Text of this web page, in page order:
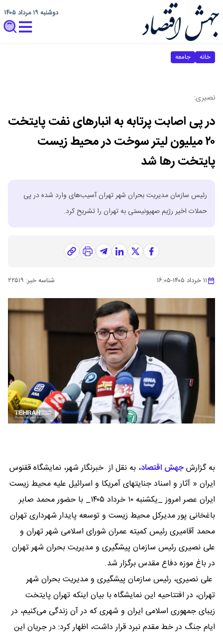
دوشنبه ۱۹ مرداد ۱۴۰۵
خانه جامعه
نصیری:
در پی اصابت پرتابه به انبارهای نفت پایتخت
۲۰ میلیون لیتر سوخت در محیط زیست
پایتخت رها شد
رئیس سازمان مدیریت بحران شهر تهران آسیب‌های وارد شده در پی
حملات اخیر رژیم صهیونیستی به تهران را تشریح کرد.
۱۱ خرداد ۱۴۰۵ -۱۶:۰۵ شناسه خبر: ۲۲۵۱۹
به گزارشجهش اقتصاد، به نقل از خبرنگار شهر، نمایشگاه ققنوس
ایران « آثار و اسناد جنایتهای آمریکا و اسرائیل علیه محیط زیست
ایران عصر امروز _یکشنبه ۱۰ خرداد ۱۴۰۵_ با حضور محمد صابر
باغخانی پور مدیرکل محیط زیست و توسعه پایدار شهرداری تهران
محمد آقامیری رئیس کمیته عمران شورای اسلامی شهر تهران و
علی نصیری رئیس سازمان پیشگیری و مدیریت بحران شهر تهران
در باغ موزه دفاع مقدس برگزار شد.
علی نصیری، رئیس سازمان پیشگیری و مدیریت بحران شهر
تهران، در افتتاحیه این نمایشگاه با بیان اینکه تهران پایتخت
زیبای جمهوری اسلامی ایران و شهری که در آن زندگی می‌کنیم، در
ایام جنگ در خط مقدم نبرد قرار داشت، اظهار کرد: در جریان این